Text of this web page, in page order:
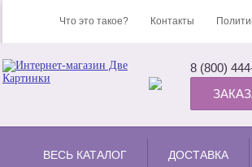
Что это такое? Контакты
8 (800)
ВЕСЬ КАТАЛОГ ДОСТАВКА